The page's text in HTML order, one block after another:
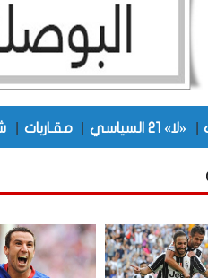
«لا» 21 السياسي مقـاربات